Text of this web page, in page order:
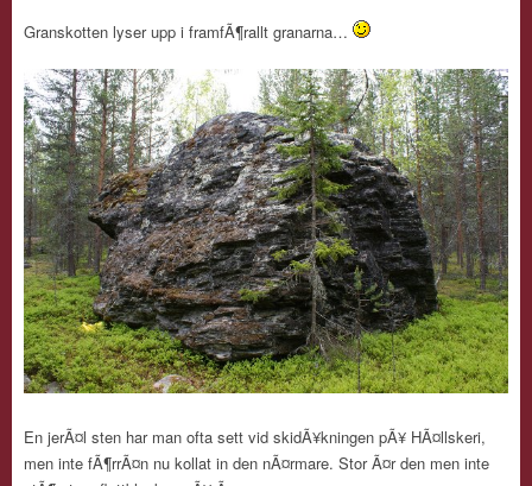
Granskotten lyser upp i framfÃ¶rallt granarna…
En jerÃ¤l sten har man ofta sett vid skidÃ¥kningen pÃ¥ HÃ¤llskeri,
men inte fÃ¶rrÃ¤n nu kollat in den nÃ¤rmare. Stor Ã¤r den men inte